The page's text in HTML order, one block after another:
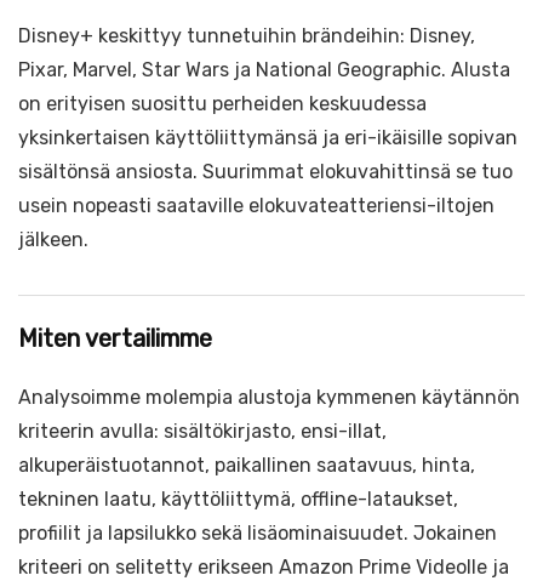
Disney+ keskittyy tunnetuihin brändeihin: Disney,
Pixar, Marvel, Star Wars ja National Geographic. Alusta
on erityisen suosittu perheiden keskuudessa
yksinkertaisen käyttöliittymänsä ja eri-ikäisille sopivan
sisältönsä ansiosta. Suurimmat elokuvahittinsä se tuo
usein nopeasti saataville elokuvateatteriensi-iltojen
jälkeen.
Miten vertailimme
Analysoimme molempia alustoja kymmenen käytännön
kriteerin avulla: sisältökirjasto, ensi-illat,
alkuperäistuotannot, paikallinen saatavuus, hinta,
tekninen laatu, käyttöliittymä, offline-lataukset,
profiilit ja lapsilukko sekä lisäominaisuudet. Jokainen
kriteeri on selitetty erikseen Amazon Prime Videolle ja